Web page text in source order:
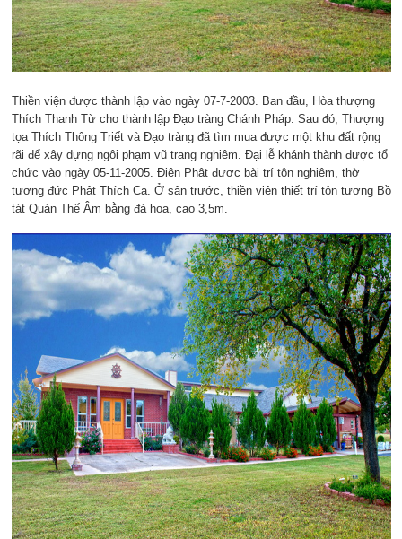
Thiền viện được thành lập vào ngày 07-7-2003. Ban đầu, Hòa thượng
Thích Thanh Từ cho thành lập Đạo tràng Chánh Pháp. Sau đó, Thượng
tọa Thích Thông Triết và Đạo tràng đã tìm mua được một khu đất rộng
rãi để xây dựng ngôi phạm vũ trang nghiêm. Đại lễ khánh thành được tổ
chức vào ngày 05-11-2005. Điện Phật được bài trí tôn nghiêm, thờ
tượng đức Phật Thích Ca. Ở sân trước, thiền viện thiết trí tôn tượng Bồ
tát Quán Thế Âm bằng đá hoa, cao 3,5m.